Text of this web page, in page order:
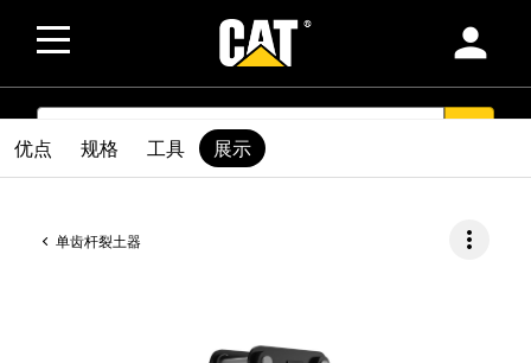
person
SEARCH
单齿杆裂土器 more_vert
优点 规格 工具 展示